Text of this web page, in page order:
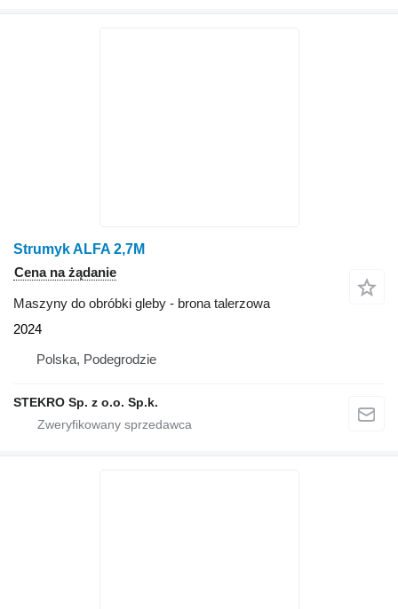
Strumyk ALFA 2,7M
Cena na żądanie
Maszyny do obróbki gleby - brona talerzowa
2024
Polska, Podegrodzie
STEKRO Sp. z o.o. Sp.k.